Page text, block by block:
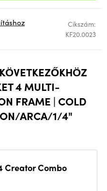
Cikszám:
KF20.0023
4 MULTI-
FRAME | COLD
ARCA/1/4"
Creator Combo